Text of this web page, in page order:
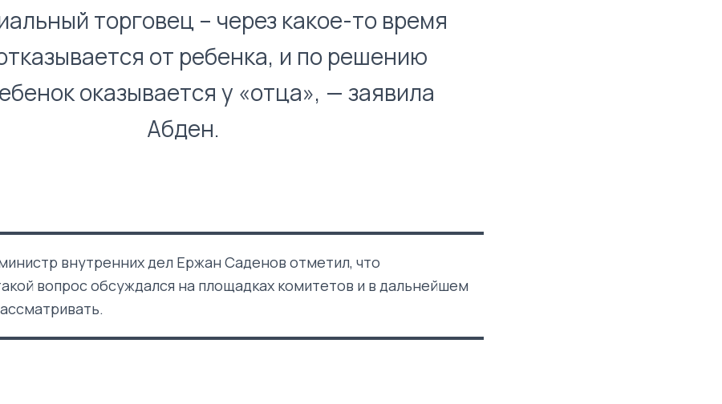
торговец – через какое-то время
от ребенка, и по решению
оказывается у «отца», — заявила
Абден.
внутренних дел Ержан Саденов отметил, что
вопрос обсуждался на площадках комитетов и в дальнейшем